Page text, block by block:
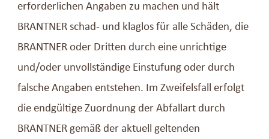
erforderlichen Angaben zu machen und hält
BRANTNER schad- und klaglos für alle Schäden, die
BRANTNER oder Dritten durch eine unrichtige
und/oder unvollständige Einstufung oder durch
falsche Angaben entstehen. Im Zweifelsfall erfolgt
die endgültige Zuordnung der Abfallart durch
BRANTNER gemäß der aktuell geltenden